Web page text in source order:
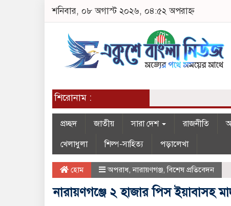
শনিবার, ০৮ অগাস্ট ২০২৬, ০৪:৫২ অপরাহ্ন
শিরোনাম :
প্রচ্ছদ জাতীয় সারা দেশ রাজনীতি
খেলাধুলা
শিল্প-সাহিত্য পড়ালেখা
হোম অপরাধ,নারায়ণগঞ্জ,বিশেষ প্রতিবেদন
নারায়ণগঞ্জে ২ হাজার পিস ইয়াবাসহ